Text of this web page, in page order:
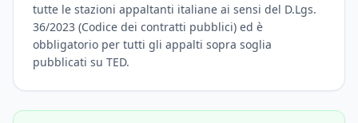
tutte le stazioni appaltanti italiane ai sensi del D.Lgs.
36/2023 (Codice dei contratti pubblici) ed è
obbligatorio per tutti gli appalti sopra soglia
pubblicati su TED.